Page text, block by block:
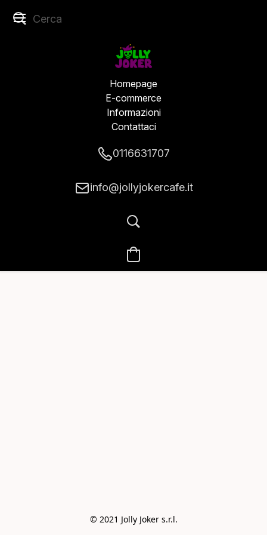
Homepage
E-commerce
Informazioni
Contattaci
0116631707
info@jollyjokercafe.it
© 2021 Jolly Joker s.r.l.